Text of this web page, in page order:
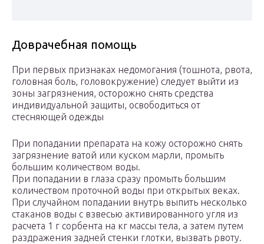
Доврачебная помощь
При первых признаках недомогания (тошнота, рвота,
головная боль, головокружение) следует выйти из
зоны загрязнения, осторожно снять средства
индивидуальной защиты, освободиться от
стесняющей одежды
При попадании препарата на кожу осторожно снять
загрязнение ватой или куском марли, промыть
большим количеством воды.
При попадании в глаза сразу промыть большим
количеством проточной воды при открытых веках.
При случайном попадании внутрь выпить несколько
стаканов воды с взвесью активированного угля из
расчета 1 г сорбента на кг массы тела, а затем путем
раздражения задней стенки глотки, вызвать рвоту.